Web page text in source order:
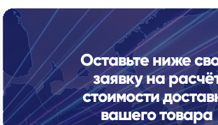
Оставьте ниже
заявку на
стоимости
вашего товара